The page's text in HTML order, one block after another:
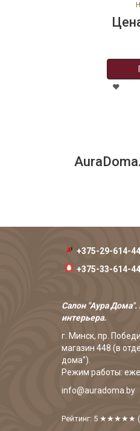
+375-29-614-
+375-33-614-
Салон "Аура
интерьера.
г. Минск, пр.
магазин 448 (в
дома").
Режим работы:
info@auradoma.by
Рейтинг: 5 ★★★★★